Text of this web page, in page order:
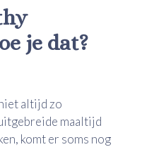
je dat?
altijd zo
maaltijd
komt er soms nog